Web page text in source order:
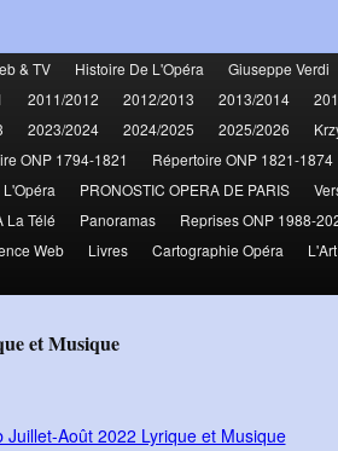
& TV Histoire De L'Opéra Giuseppe Verdi
2011/2012 2012/2013 2013/2014
2023/2024 2024/2025 2025/2026
ONP 1794-1821 Répertoire ONP 1821-1874
PRONOSTIC OPERA DE PARIS
La Télé Panoramas Reprises ONP 1988-
Web Livres Cartographie Opéra
et Musique